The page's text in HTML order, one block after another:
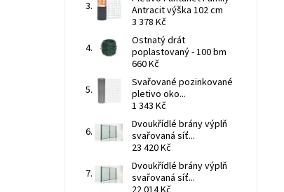
Antracit výška 102 cm
3 378 Kč
Ostnatý drát
poplastovaný - 100 bm
660 Kč
Svařované pozinkované
pletivo oko...
1 343 Kč
Dvoukřídlé brány výplň
svařovaná síť...
23 420 Kč
Dvoukřídlé brány výplň
svařovaná síť...